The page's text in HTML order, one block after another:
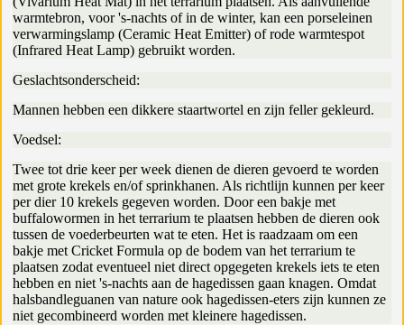
warmtebron, voor 's-nachts of in de winter, kan een porseleinen
verwarmingslamp (Ceramic Heat Emitter) of rode warmtespot
(Infrared Heat Lamp) gebruikt worden.
Geslachtsonderscheid:
Mannen hebben een dikkere staartwortel en zijn feller gekleurd.
Voedsel:
Twee tot drie keer per week dienen de dieren gevoerd te worden
met grote krekels en/of sprinkhanen. Als richtlijn kunnen per keer
per dier 10 krekels gegeven worden. Door een bakje met
buffalowormen in het terrarium te plaatsen hebben de dieren ook
tussen de voederbeurten wat te eten. Het is raadzaam om een
bakje met Cricket Formula op de bodem van het terrarium te
plaatsen zodat eventueel niet direct opgegeten krekels iets te eten
hebben en niet 's-nachts aan de hagedissen gaan knagen. Omdat
halsbandleguanen van nature ook hagedissen-eters zijn kunnen ze
niet gecombineerd worden met kleinere hagedissen.